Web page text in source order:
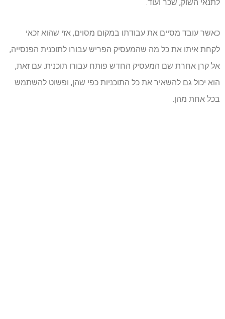
לתנאי השוק, שכר ועוד.
כאשר עובד מסיים את עבודתו במקום מסוים, אזי שהוא זכאי
לקחת איתו את כל מה שהמעסיק הפריש עבורו לתוכנית הפנסייה,
אל קרן אחרת שם המעסיק החדש פותח עבורו תוכנית. עם זאת,
הוא יכול גם להשאיר את כל התוכניות כפי שהן, ופשוט להשתמש
בכל אחת מהן.